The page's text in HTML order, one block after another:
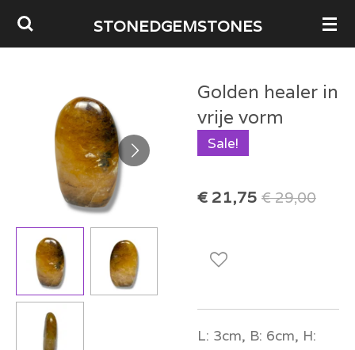
Ga
direct
hoofdinhoud
STONEDGEMSTONES
Golden healer in
vrije vorm
Sale!
€ 21,75 € 29,00
L: 3cm, B: 6cm, H: